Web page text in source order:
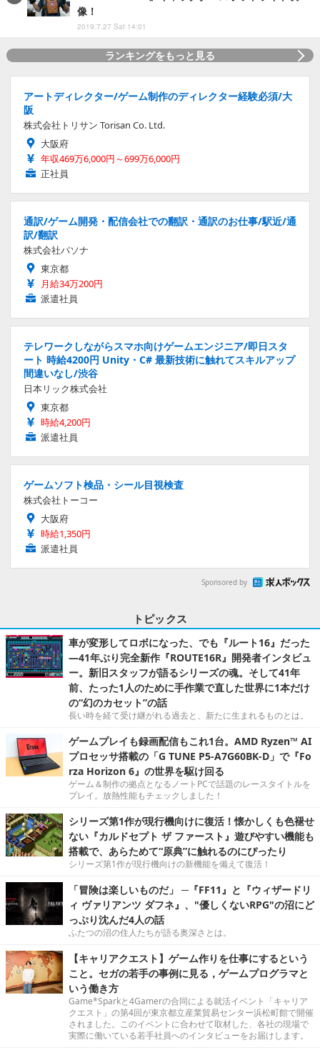
像！
2019.7.27 Sat 14:01
ランキングをもっと見る
アートディレクター/ゲーム制作のディレクター経験必須/大
阪
株式会社トリサン Torisan Co. Ltd.
大阪府
年収469万6,000円～699万6,000円
正社員
通訳/ゲーム開発・配信会社での翻訳・通訳のお仕事/駅近/通
訳/翻訳
株式会社パソナ
東京都
月給34万200円
派遣社員
テレワークしながらスマホ向けゲームエンジニア/即日スタ
ート 時給4200円 Unity・C# 最新技術に触れてスキルアップ
間違いなし/渋谷
日本リック株式会社
東京都
時給4,200円
派遣社員
ゲームソフト検品・シール目視検査
株式会社トーコー
大阪府
時給1,350円
派遣社員
Sponsored by
トピックス
車が変形してロボになった、でも『ルート16』だった
―41年ぶり完全新作『ROUTE16R』開発者インタビュ
ー。新旧スタッフが語るシリーズの魂。そして41年
前、たった1人のために手作業で直した世界に1本だけ
の“幻のカセット”の話
長い時を経て受け継がれる過去と、新たに生まれるものとは。
ゲームプレイも録画配信もこれ1台。AMD Ryzen™ AI
プロセッサ搭載の「G TUNE P5-A7G60BK-D」で『Fo
rza Horizon 6』の世界を駆け回る
ゲーム＆制作の拠点となるノートPCで話題のレースタイトルを
プレイ。放熱性能もチェックしました！
シリーズ第1作が現行機向けに復活！懐かしくも色褪せ
ない『カルドセプト ザ ファースト』遊びやすい機能も
搭載で、あらためて“原典”に触れるのにぴったり
シリーズ第1作が現行機向けの新機能を備えて復活！
「冒険は楽しいものだ」 ─『FF11』と『ウィザードリ
ィ ヴァリアンツ ダフネ』、"優しくないRPG"の沼にど
っぷり沈んだ4人の話
ふたつの沼の住人たちが語る奥深さとは。
【キャリアクエスト】ゲーム作りを仕事にするという
こと。セガの若手の事例に見る，ゲームプログラマと
いう働き方
Game*Sparkと4Gamerの合同による就活イベント「キャリア
クエスト」の第4回が東京都立産業貿易センター浜松町館で開催
されました。このイベントに合わせて取材した、各社の現場で
実際に働いている若手社員へのインタビューをお届けします。